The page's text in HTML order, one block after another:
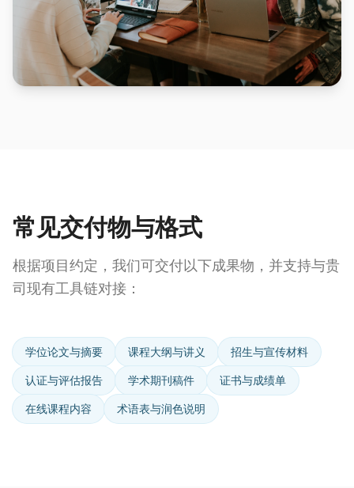
常见交付物与格式
根据项目约定，我们可交付以下成果物，并支持与贵
司现有工具链对接：
学位论文与摘要 课程大纲与讲义 招生与宣传材料
认证与评估报告 学术期刊稿件 证书与成绩单
在线课程内容 术语表与润色说明